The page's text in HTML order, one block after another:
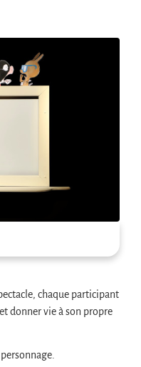
chaque participant
donner vie à son propre